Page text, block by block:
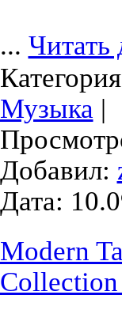
... Читать
Музыка |
Добавил:
Дата:
Modern